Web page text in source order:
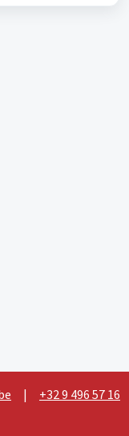
|
+32 9 496 57 16